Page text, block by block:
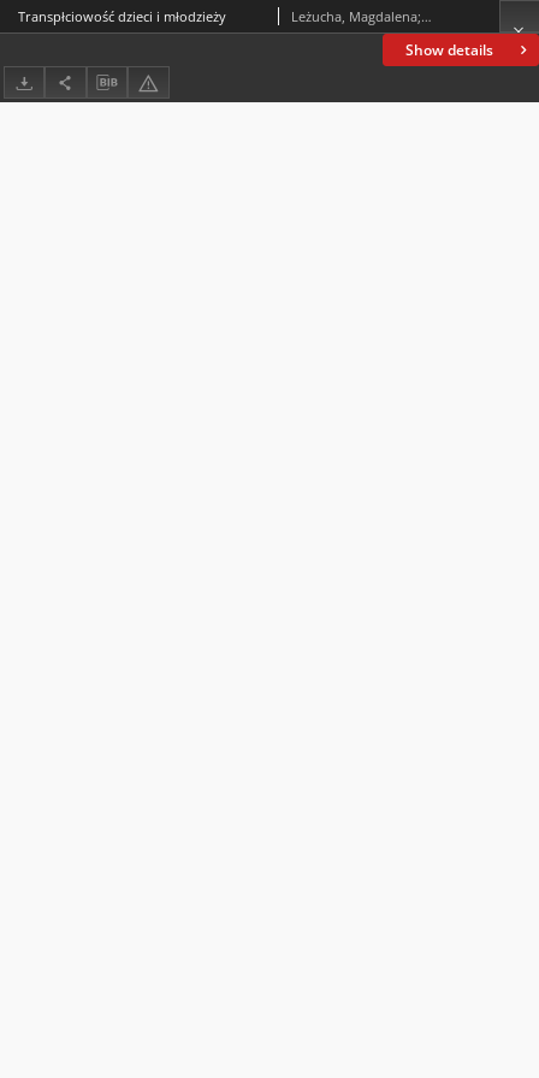
Show details
Transpłciowość dzieci i młodzieży Leżucha, Magdalena; Czerwiec, Karolina